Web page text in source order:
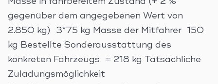
gegenüber dem angegebenen Wert von
2.850 kg) 3*75 kg Masse der Mitfahrer 150
kg Bestellte Sonderausstattung des
konkreten Fahrzeugs = 218 kg Tatsächliche
Zuladungsmöglichkeit